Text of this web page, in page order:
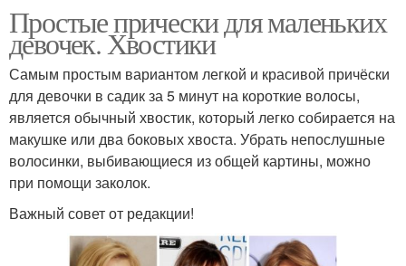
Простые прически для маленьких
девочек. Хвостики
Самым простым вариантом легкой и красивой причёски
для девочки в садик за 5 минут на короткие волосы,
является обычный хвостик, который легко собирается на
макушке или два боковых хвоста. Убрать непослушные
волосинки, выбивающиеся из общей картины, можно
при помощи заколок.
Важный совет от редакции!